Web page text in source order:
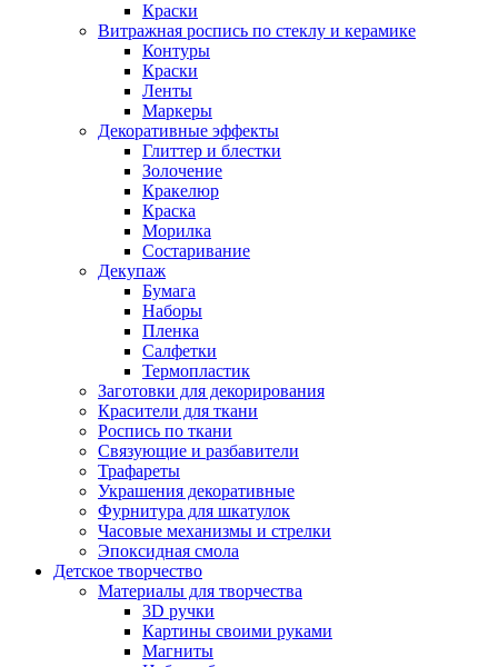
Краски
Витражная роспись по стеклу и керамике
Контуры
Краски
Ленты
Маркеры
Декоративные эффекты
Глиттер и блестки
Золочение
Кракелюр
Краска
Морилка
Состаривание
Декупаж
Бумага
Наборы
Пленка
Салфетки
Термопластик
Заготовки для декорирования
Красители для ткани
Роспись по ткани
Связующие и разбавители
Трафареты
Украшения декоративные
Фурнитура для шкатулок
Часовые механизмы и стрелки
Эпоксидная смола
Детское творчество
Материалы для творчества
3D ручки
Картины своими руками
Магниты